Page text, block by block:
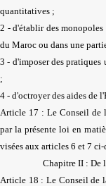
quantitatives ;
2 - d'établir des
du Maroc ou dans une
3 - d'imposer des
;
4 - d'octroyer des aides de
Article 17 : Le Conseil de
par la présente loi en
visées aux articles 6 et 7
Chapitre II : De
Article 18 : Le Conseil de